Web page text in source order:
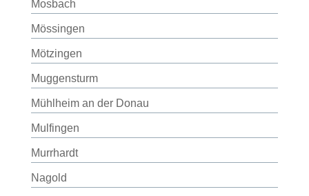
Mosbach
Mössingen
Mötzingen
Muggensturm
Mühlheim an der Donau
Mulfingen
Murrhardt
Nagold